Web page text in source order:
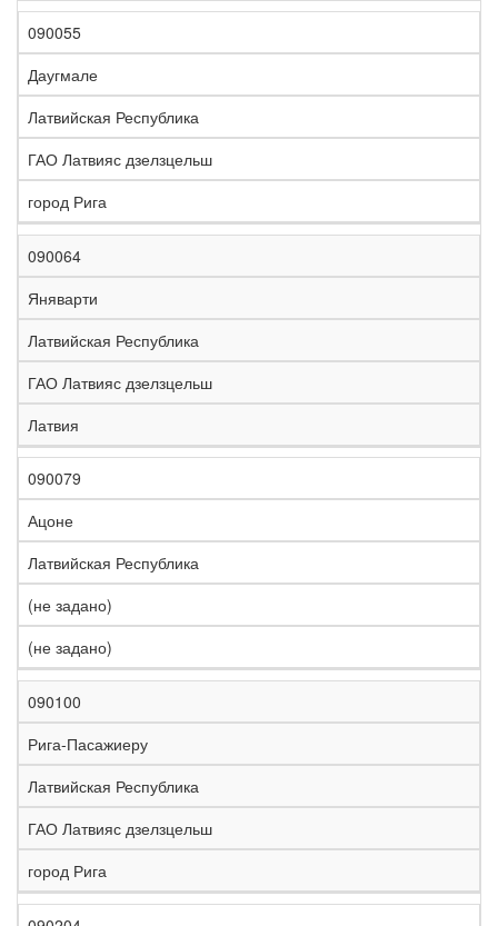
090055
Даугмале
Латвийская Республика
ГАО Латвияс дзелзцельш
город Рига
090064
Яняварти
Латвийская Республика
ГАО Латвияс дзелзцельш
Латвия
090079
Ацоне
Латвийская Республика
(не задано)
(не задано)
090100
Рига-Пасажиеру
Латвийская Республика
ГАО Латвияс дзелзцельш
город Рига